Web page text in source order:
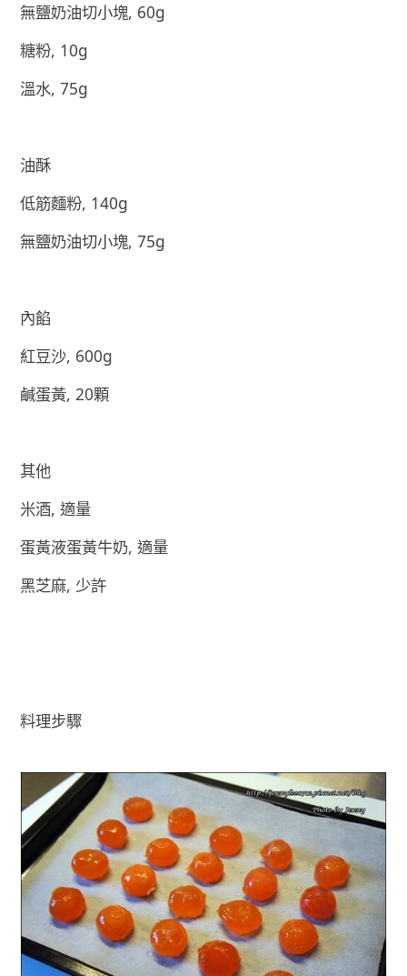
無鹽奶油切小塊, 60g
糖粉, 10g
溫水, 75g
油酥
低筋麵粉, 140g
無鹽奶油切小塊, 75g
內餡
紅豆沙, 600g
鹹蛋黃, 20顆
其他
米酒, 適量
蛋黃液蛋黃牛奶, 適量
黑芝麻, 少許
料理步驟